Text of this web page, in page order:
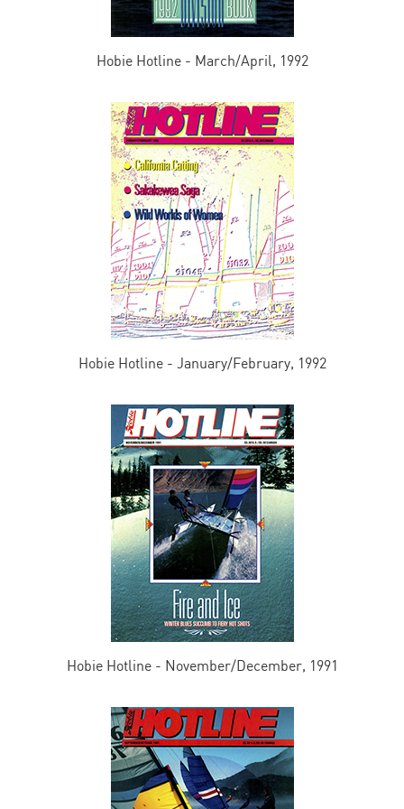
Hobie Hotline - March/April, 1992
Hobie Hotline - January/February, 1992
Hobie Hotline - November/December, 1991